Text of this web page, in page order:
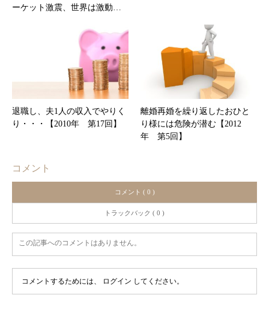
ーケット激震、世界は激動…
退職し、夫1人の収入でやりく
り・・・【2010年 第17回】
離婚再婚を繰り返したおひと
り様には危険が潜む【2012
年 第5回】
コメント
コメント ( 0 )
トラックバック ( 0 )
この記事へのコメントはありません。
コメントするためには、 ログイン してください。